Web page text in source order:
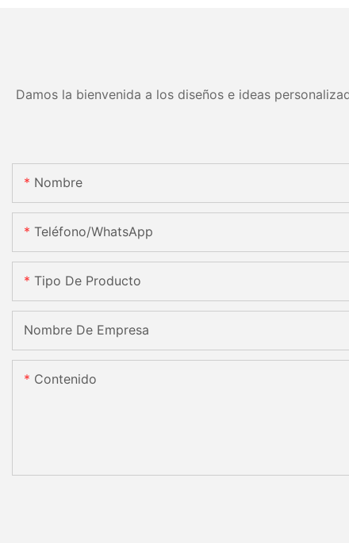
Damos la bienvenida a los diseños e ideas
Nombre
Teléfono/WhatsApp
Tipo De Producto
Nombre De Empresa
Contenido